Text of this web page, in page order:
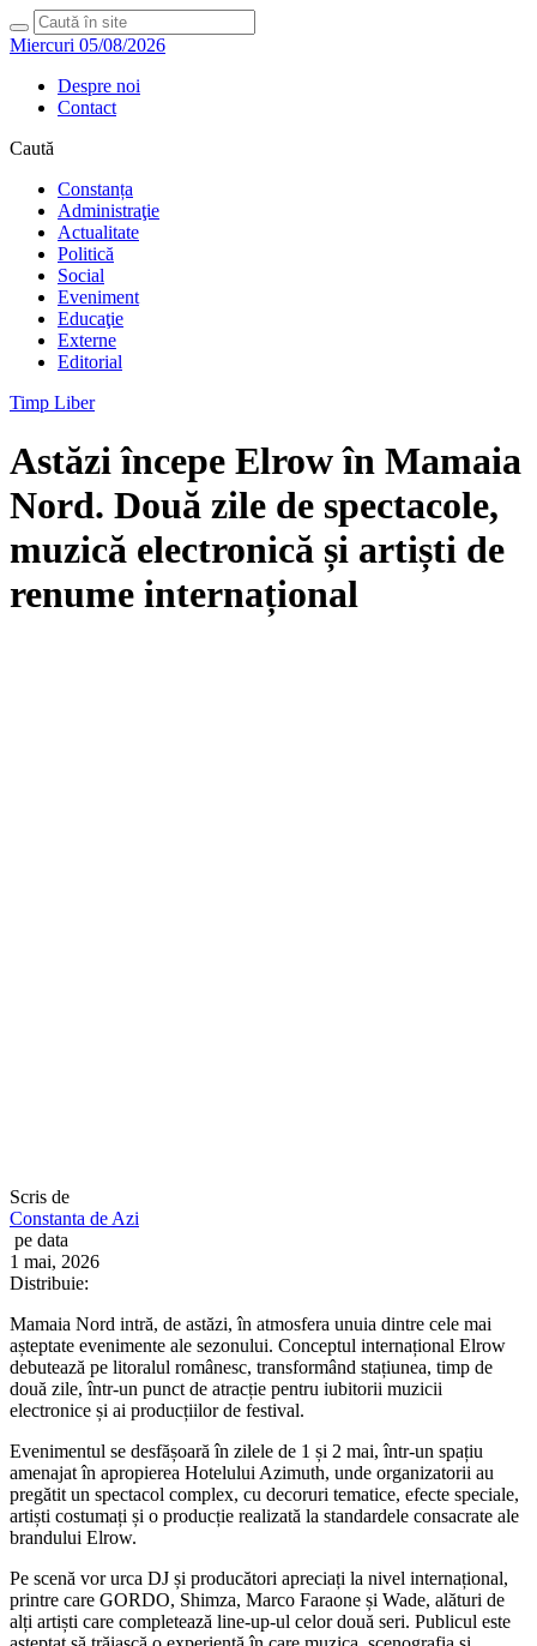
Miercuri 05/08/2026
Despre noi
Contact
Caută
Constanța
Administraţie
Actualitate
Politică
Social
Eveniment
Educaţie
Externe
Editorial
Timp Liber
Astăzi începe Elrow în Mamaia
Nord. Două zile de spectacole,
muzică electronică și artiști de
renume internațional
Scris de
Constanta de Azi
pe data
1 mai, 2026
Distribuie:
Mamaia Nord intră, de astăzi, în atmosfera unuia dintre cele mai
așteptate evenimente ale sezonului. Conceptul internațional Elrow
debutează pe litoralul românesc, transformând stațiunea, timp de
două zile, într-un punct de atracție pentru iubitorii muzicii
electronice și ai producțiilor de festival.
Evenimentul se desfășoară în zilele de 1 și 2 mai, într-un spațiu
amenajat în apropierea Hotelului Azimuth, unde organizatorii au
pregătit un spectacol complex, cu decoruri tematice, efecte speciale,
artiști costumați și o producție realizată la standardele consacrate ale
brandului Elrow.
Pe scenă vor urca DJ și producători apreciați la nivel internațional,
printre care GORDO, Shimza, Marco Faraone și Wade, alături de
alți artiști care completează line-up-ul celor două seri. Publicul este